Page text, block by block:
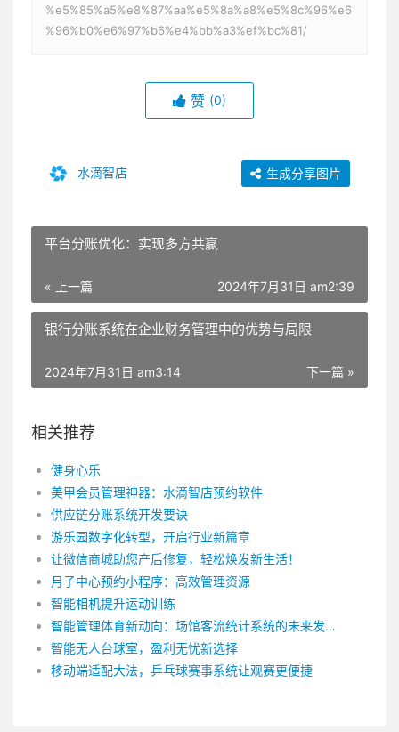
%e5%85%a5%e8%87%aa%e5%8a%a8%e5%8c%96%e6
%96%b0%e6%97%b6%e4%bb%a3%ef%bc%81/
赞 (0)
水滴智店 生成分享图片
平台分账优化：实现多方共赢
« 上一篇 2024年7月31日 am2:39
银行分账系统在企业财务管理中的优势与局限
下一篇 »
2024年7月31日 am3:14
相关推荐
健身心乐
美甲会员管理神器：水滴智店预约软件
供应链分账系统开发要诀
游乐园数字化转型，开启行业新篇章
让微信商城助您产后修复，轻松焕发新生活！
月子中心预约小程序：高效管理资源
智能相机提升运动训练
智能管理体育新动向：场馆客流统计系统的未来发展
智能无人台球室，盈利无忧新选择
移动端适配大法，乒乓球赛事系统让观赛更便捷